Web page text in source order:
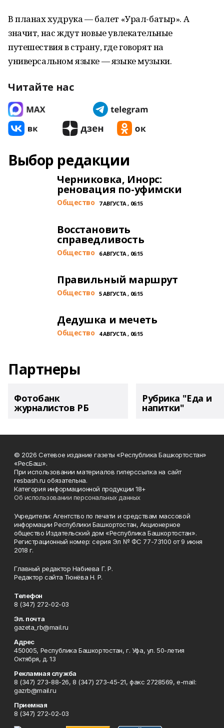
В планах худрука — балет «Урал-батыр». А
значит, нас ждут новые увлекательные
путешествия в страну, где говорят на
универсальном языке — языке музыки.
Читайте нас
Выбор редакции
Черниковка, Инорс:
реновация по-уфимски
Общество 7 АВГУСТА , 06:15
Восстановить
справедливость
Общество 6 АВГУСТА , 06:15
Правильный маршрут
Общество 5 АВГУСТА , 06:15
Дедушка и мечеть
Общество 4 АВГУСТА , 06:15
Партнеры
Фотобанк
журналистов РБ
Рубрика "Еда и
напитки"
© 2026 Сетевое издание газеты «Республика Башкортостан»
«РесБаш».
При использовании материалов гиперссылка на сайт
resbash.ru обязательна.
Категория информационной продукции 18+
Об использовании персональных данных
Учредители: Агентство по печати и средствам массовой
информации Республики Башкортостан, Акционерное
общество Издательский дом «Республика Башкортостан».
Регистрационный номер: серия Эл № ФС 77-73100 от 9 июня
2018 г.
Главный редактор Набиева Г. Р.
Редактор сайта Тюнёва Н. Р.
Телефон
8 (347) 272-02-03
Эл. почта
gazeta_rb@mail.ru
Адрес
450005, Республика Башкортостан, г. Уфа, ул. 50-летия
Октября, д. 13
Рекламная служба
8 (347) 273-88-26, 8 (347) 273-45-21, факс 2728569, e-mail:
gazrb@mail.ru
Приемная
8 (347) 272-02-03